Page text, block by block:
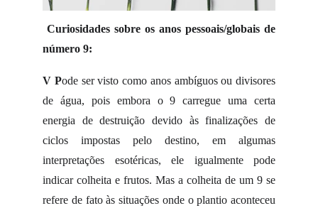
Curiosidades sobre os anos pessoais/globais de
número 9:
V Pode ser visto como anos ambíguos ou divisores
de água, pois embora o 9 carregue uma certa
energia de destruição devido às finalizações de
ciclos impostas pelo destino, em algumas
interpretações esotéricas, ele igualmente pode
indicar colheita e frutos. Mas a colheita de um 9 se
refere de fato às situações onde o plantio aconteceu